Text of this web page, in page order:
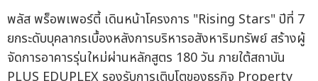
พลัส พร็อพเพอร์ตี้ เดินหน้าโครงการ "Rising Stars" ปีที่ 7
ยกระดับบุคลากรเบื้องหลังการบริหารอสังหาริมทรัพย์ สร้างผู้
จัดการอาคารรุ่นใหม่ผ่านหลักสูตร 180 วัน ภายใต้สถาบัน
PLUS EDUPLEX รองรับการเติบโตของธุรกิจ Property